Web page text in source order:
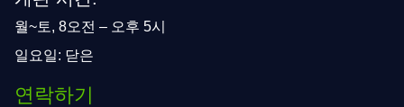
월~토, 8오전 – 오후 5시
일요일: 닫은
연락하기